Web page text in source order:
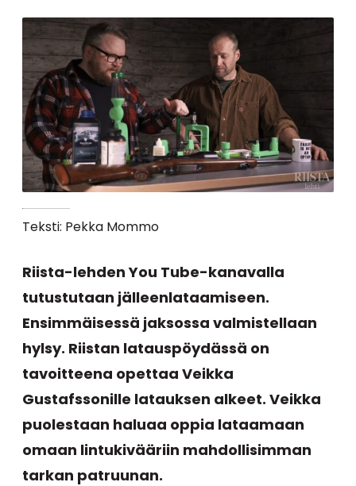
Teksti: Pekka Mommo
Riista-lehden You Tube-kanavalla
tutustutaan jälleenlataamiseen.
Ensimmäisessä jaksossa valmistellaan
hylsy. Riistan latauspöydässä on
tavoitteena opettaa Veikka
Gustafssonille latauksen alkeet. Veikka
puolestaan haluaa oppia lataamaan
omaan lintukivääriin mahdollisimman
tarkan patruunan.